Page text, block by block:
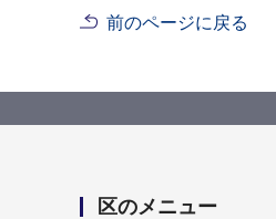
前のページに戻る
区のメニュー